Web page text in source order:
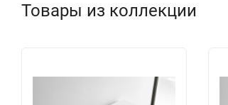
Товары из коллекции